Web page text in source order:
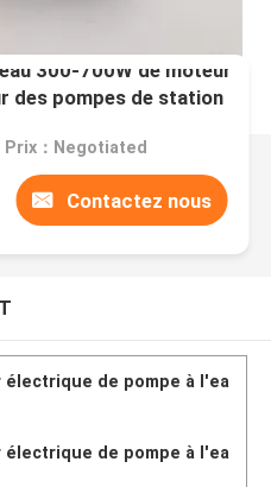
300-700W de moteur
des pompes de station
Prix：Negotiated
Contactez nous
électrique de pompe à l'ea
électrique de pompe à l'ea